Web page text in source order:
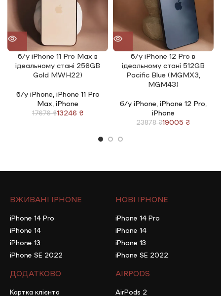
б/у iPhone 11 Pro Max в
ідеальному стані 256GB
Gold MWH22)
б/у iPhone, iPhone 11 Pro
Max iPhone
17676₴13246 ₴
б/у iPhone 12 Pro в
ідеальному стані 512GB
Pacific Blue (MGMX3,
MGM43)
б/у iPhone, iPhone 12 Pro
iPhone
23878₴19005 ₴
ВЖИВАНІ IPHONE
iPhone 14 Pro
iPhone 14
iPhone 13
iPhone SE 2022
НОВІ IPHONE
iPhone 14 Pro
iPhone 14
iPhone 13
iPhone SE 2022
ДОДАТКОВО
Картка клієнта
AIRPODS
AirPods 2